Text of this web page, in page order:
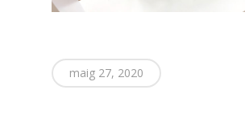
maig 27, 2020